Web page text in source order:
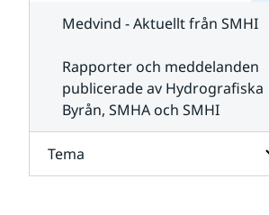
Medvind - Aktuellt från SMHI
Rapporter och meddelanden
publicerade av Hydrografiska
Byrån, SMHA och SMHI
Tema